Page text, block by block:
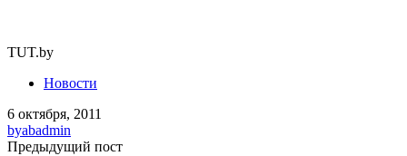
TUT.by
Новости
6 октября, 2011
byabadmin
Предыдущий пост